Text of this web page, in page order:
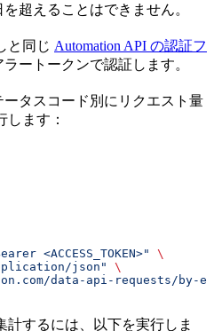
超えることはできません。
と同じ Automation API の認証フ
ートークンで認証します。
タスコード別にリクエスト量
します：
<ACCESS_TOKEN>"
\
json"
\
data-api-requests/by-
計するには、以下を実行しま